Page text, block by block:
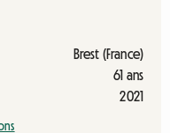
Brest (France)
61 ans
2021